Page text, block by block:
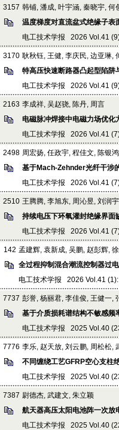
3157 韩铺, 潘成, 叶宇涵, 秦晓宇, 何
温度梯度对直流盆式绝缘子表
电工技术学报 2026 Vol.41
3170 耿秋钰, 王健, 李庆民, 边亚琳,
特高压快速断路器凸起型陷阱
电工技术学报 2026 Vol.41
2163 李成祥, 吴赵骁, 陈丹, 周言
电磁脉冲焊接中电磁力场优化
电工技术学报 2026 Vol.41
2498 周宏扬, 任政宇, 程佳文, 陈银
基于Mach-Zehnder光纤干涉
电工技术学报 2026 Vol.41
2510 王腾腾, 李旭东, 周沁昱, 刘润
持续电压下环氧灌封绝缘界面
电工技术学报 2026 Vol.41
142 孟建辉, 袁新成, 吴鹏, 赵彭辉,
全过程抑制混合潮流控制器过
电工技术学报 2026 Vol.41
7737 彭誉, 杨丽君, 李佳俊, 王健一,
基于介质损耗谱结构不敏感频
电工技术学报 2025 Vol.40
7776 李乐, 赵天放, 刘云鹏, 周松松,
不同缠绕工艺GFRP空心支柱
电工技术学报 2025 Vol.40
7387 尉德杰, 武建文, 朱立颖
航天器高压太阳电池阵一次放
电工技术学报 2025 Vol.40